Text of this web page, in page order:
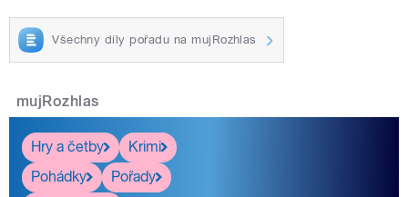
Všechny díly pořadu na mujRozhlas
mujRozhlas
Hry a četby
Krimi
Pohádky
Pořady